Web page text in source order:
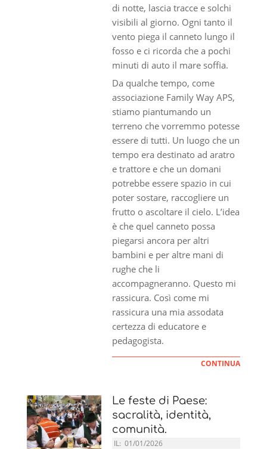
di notte, lascia tracce e solchi
visibili al giorno. Ogni tanto il
vento piega il canneto lungo il
fosso e ci ricorda che a pochi
minuti di auto il mare soffia.
Da qualche tempo, come
associazione Family Way APS,
stiamo piantumando un
terreno che vorremmo potesse
essere di tutti. Un luogo che un
tempo era destinato ad aratro
e trattore e che un domani
potrebbe essere spazio in cui
poter sostare, raccogliere un
frutto o ascoltare il cielo. L’idea
è che quel canneto possa
piegarsi ancora per altri
bambini e per altre mani di
rughe che li
accompagneranno. Questo mi
rassicura. Così come mi
rassicura una mia assodata
certezza di educatore e
pedagogista.
CONTINUA
Le feste di Paese:
sacralità, identità,
comunità.
IL: 01/01/2026